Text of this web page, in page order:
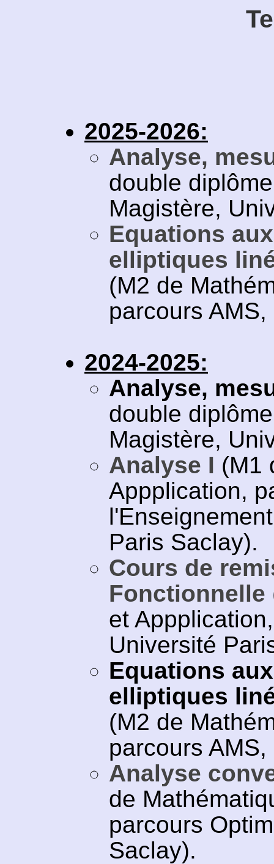
2025-2026:
Analyse,
double
Magistère,
Equations
elliptiques
(M2 de
parcours
2024-2025:
Analyse,
double
Magistère,
Analyse I (M1
Appplication,
Paris Saclay).
Cours de
Fonctionnelle
et
Université
Equations
elliptiques
(M2 de
parcours
Analyse
de
parcours
Saclay).